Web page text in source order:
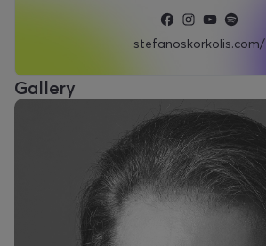
stefanoskorkolis.com/
Gallery